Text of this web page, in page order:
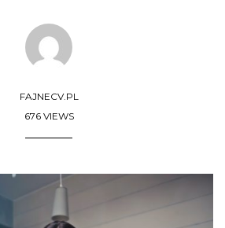
FAJNECV.PL
676 VIEWS